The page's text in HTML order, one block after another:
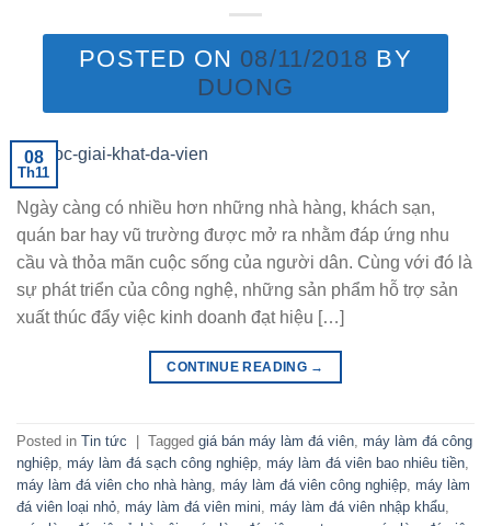
POSTED ON 08/11/2018 BY
DUONG
08
Th11
Ngày càng có nhiều hơn những nhà hàng, khách sạn,
quán bar hay vũ trường được mở ra nhằm đáp ứng nhu
cầu và thỏa mãn cuộc sống của người dân. Cùng với đó là
sự phát triển của công nghệ, những sản phẩm hỗ trợ sản
xuất thúc đẩy việc kinh doanh đạt hiệu […]
CONTINUE READING →
Posted in Tin tức Tagged giá bán máy làm đá viên, máy làm đá công
nghiệp, máy làm đá sạch công nghiệp, máy làm đá viên bao nhiêu tiền,
máy làm đá viên cho nhà hàng, máy làm đá viên công nghiệp, máy làm
đá viên loại nhỏ, máy làm đá viên mini, máy làm đá viên nhập khẩu,